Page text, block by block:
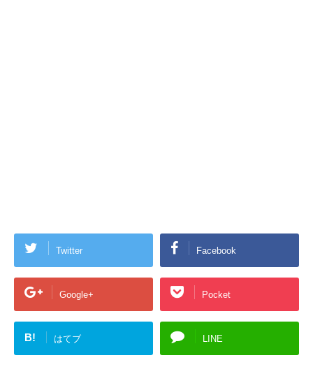
Twitter Facebook
Google+ Pocket
B! はてブ LINE